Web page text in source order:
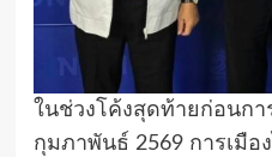
ในช่วงโค้งสุดท้ายก่อนกา
กุมภาพันธ์ 2569 การเมือ